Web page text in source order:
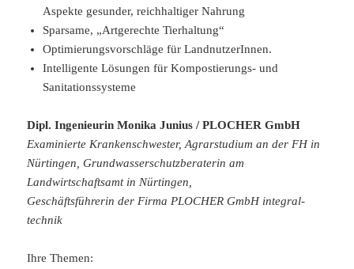
Aspekte gesunder, reichhaltiger Nahrung
Sparsame, „Artgerechte Tierhaltung“
Optimierungsvorschläge für LandnutzerInnen.
Intelligente Lösungen für Kompostierungs- und
Sanitationssysteme
Dipl. Ingenieurin Monika Junius / PLOCHER GmbH
Examinierte Krankenschwester, Agrarstudium an der FH in
Nürtingen, Grundwasserschutzberaterin am
Landwirtschaftsamt in Nürtingen,
Geschäftsführerin der Firma PLOCHER GmbH integral-
technik
Ihre Themen: